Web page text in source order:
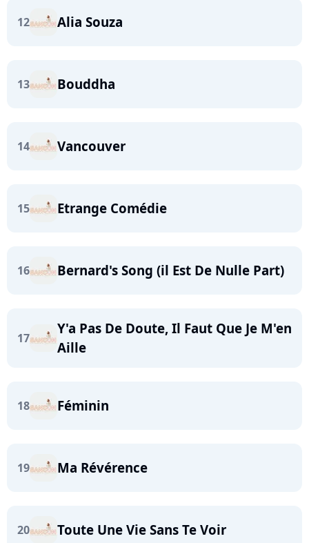
12 Alia Souza
13 Bouddha
14 Vancouver
15 Etrange Comédie
16 Bernard's Song (il Est De Nulle Part)
17
Y'a Pas De Doute, Il Faut Que Je M'en
Aille
18 Féminin
19 Ma Révérence
20 Toute Une Vie Sans Te Voir